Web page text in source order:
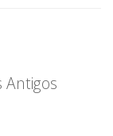
Antigos